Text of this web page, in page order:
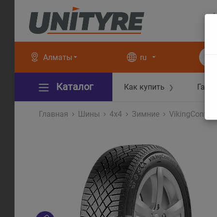
Алматы ru
Каталог Как купить ❯
Главная Шины 4x4 Зимние VikingContact